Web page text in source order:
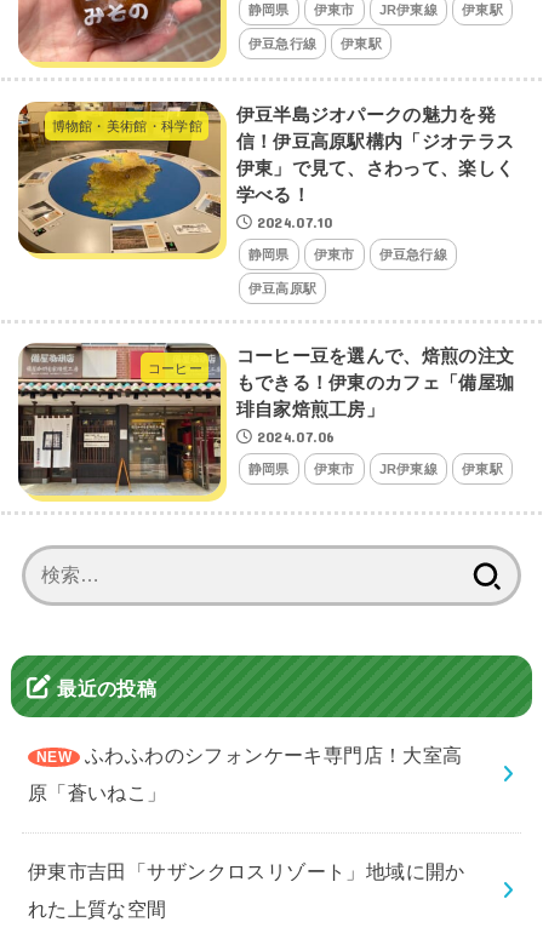
静岡県 伊東市 JR伊東線 伊東駅
伊豆急行線 伊東駅
博物館・美術館・科学館
伊豆半島ジオパークの魅力を発
信！伊豆高原駅構内「ジオテラス
伊東」で見て、さわって、楽しく
学べる！
2024.07.10
静岡県 伊東市 伊豆急行線
伊豆高原駅
コーヒー
コーヒー豆を選んで、焙煎の注文
もできる！伊東のカフェ「備屋珈
琲自家焙煎工房」
2024.07.06
静岡県 伊東市 JR伊東線 伊東駅
索:
最近の投稿
ふわふわのシフォンケーキ専門店！大室高
原「蒼いねこ」
伊東市吉田「サザンクロスリゾート」地域に開か
れた上質な空間